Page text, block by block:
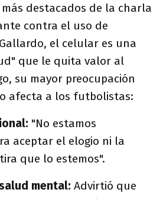
destacados de la charla
contra el uso de
el celular es una
que le quita valor al
su mayor preocupación
afecta a los futbolistas:
"No estamos
aceptar el elogio ni la
que lo estemos".
mental: Advirtió que